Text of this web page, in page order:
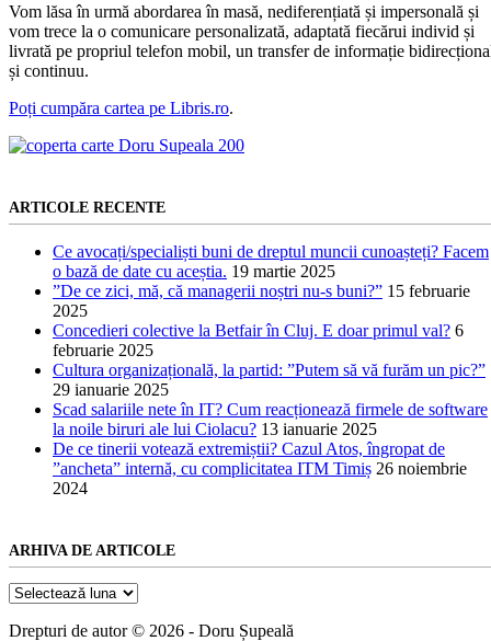
Vom lăsa în urmă abordarea în masă, nediferențiată și impersonală și
vom trece la o comunicare personalizată, adaptată fiecărui individ și
livrată pe propriul telefon mobil, un transfer de informație
și continuu.
Poți cumpăra cartea pe Libris.ro.
ARTICOLE RECENTE
Ce avocați/specialiști buni de dreptul muncii cunoașteți? Facem
o bază de date cu aceștia. 19 martie 2025
”De ce zici, mă, că managerii noștri nu-s buni?” 15 februarie
2025
Concedieri colective la Betfair în Cluj. E doar primul val? 6
februarie 2025
Cultura organizațională, la partid: ”Putem să vă furăm un pic?”
29 ianuarie 2025
Scad salariile nete în IT? Cum reacționează firmele de software
la noile biruri ale lui Ciolacu? 13 ianuarie 2025
De ce tinerii votează extremiștii? Cazul Atos, îngropat de
”ancheta” internă, cu complicitatea ITM Timiș 26 noiembrie
2024
ARHIVA DE ARTICOLE
Arhiva
articole
Drepturi de autor © 2026 - Doru Șupeală